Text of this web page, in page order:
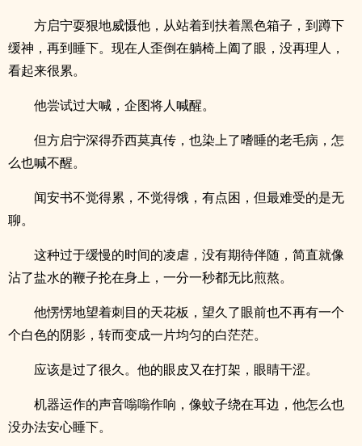
方启宁耍狠地威慑他，从站着到扶着黑色箱子，到蹲下
缓神，再到睡下。现在人歪倒在躺椅上阖了眼，没再理人，
看起来很累。
他尝试过大喊，企图将人喊醒。
但方启宁深得乔西莫真传，也染上了嗜睡的老毛病，怎
么也喊不醒。
闻安书不觉得累，不觉得饿，有点困，但最难受的是无
聊。
这种过于缓慢的时间的凌虐，没有期待伴随，简直就像
沾了盐水的鞭子抡在身上，一分一秒都无比煎熬。
他愣愣地望着刺目的天花板，望久了眼前也不再有一个
个白色的阴影，转而变成一片均匀的白茫茫。
应该是过了很久。他的眼皮又在打架，眼睛干涩。
机器运作的声音嗡嗡作响，像蚊子绕在耳边，他怎么也
没办法安心睡下。